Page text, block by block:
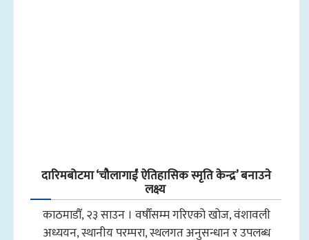
दारिमबोटमा ‘चौलागाईं ऐतिहासिक स्मृति केन्द्र’ बनाउने
लक्ष्य
काठमाडौँ, २३ साउन । वर्षौंसम्म गरिएको खोज, वंशावली
अध्ययन, स्थानीय परम्परा, स्थलगत अनुसन्धान र उपलब्ध